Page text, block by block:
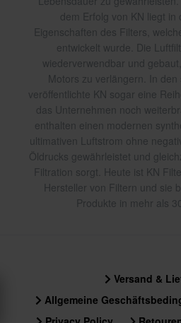
dem Erfolg von KN liegt in
Eigenschaften des Filters,
entwickelt wurde. Die
wiederverwendbar und
Motors zu verlängern. In den
veröffentlichte KN sogar eine
das Unternehmen noch
enthalten einen modernen
ultimativen Luftstrom ohne
Öldrucks gewährleistet und
Filtration sorgt. Heute ist KN
Hersteller von Filtern und sie
Produkte in mehr als
Versand &
Allgemeine